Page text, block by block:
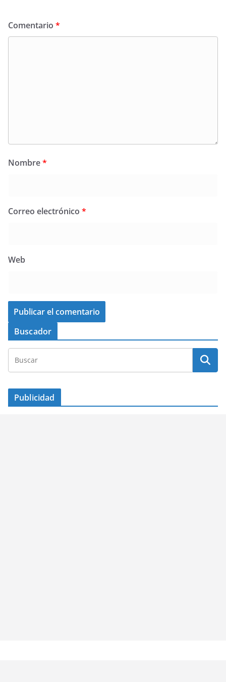
Comentario *
Nombre*
Correo electrónico *
Web
Buscador
Publicidad